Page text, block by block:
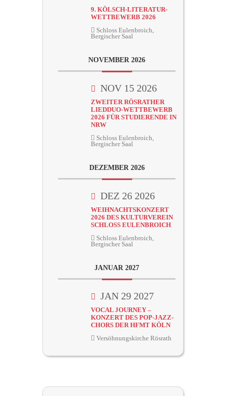
9. KÖLSCH-LITERATUR-
WETTBEWERB 2026
Schloss Eulenbroich,
Bergischer Saal
NOVEMBER 2026
NOV 15 2026
ZWEITER RÖSRATHER
LIEDDUO-WETTBEWERB
2026 FÜR STUDIERENDE IN
NRW
Schloss Eulenbroich,
Bergischer Saal
DEZEMBER 2026
DEZ 26 2026
WEIHNACHTSKONZERT
2026 DES KULTURVEREIN
SCHLOSS EULENBROICH
Schloss Eulenbroich,
Bergischer Saal
JANUAR 2027
JAN 29 2027
VOCAL JOURNEY –
KONZERT DES POP-JAZZ-
CHORS DER HFMT KÖLN
Versöhnungskirche Rösrath